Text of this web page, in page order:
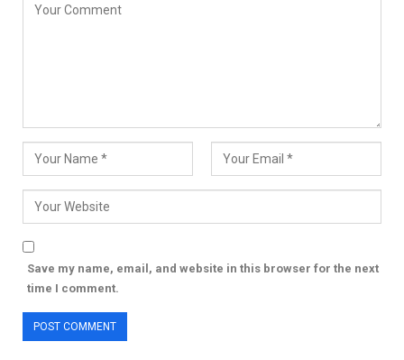
Save my name, email, and website in this browser for the next
time I comment.